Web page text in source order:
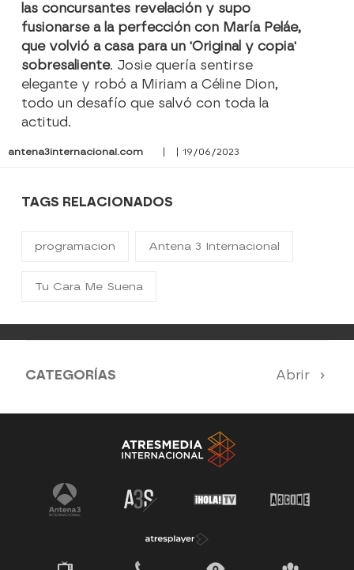
las concursantes revelación y supo
fusionarse a la perfección con María Peláe,
que volvió a casa para un 'Original y copia'
sobresaliente. Josie quería sentirse
elegante y robó a Miriam a Céline Dion,
todo un desafío que salvó con toda la
actitud.
antena3internacional.com | | 19/06/2023
TAGS RELACIONADOS
programacion Antena 3 Internacional
Tu Cara Me Suena
CATEGORÍAS Abrir
Antena 3 Noticias El Hormiguero
Tu cara me suena Pasapalabra